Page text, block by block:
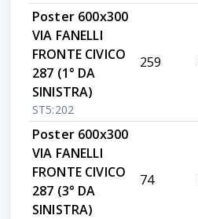
Poster 600x300
VIA FANELLI
FRONTE CIVICO
287 (1° DA
SINISTRA)
ST5:202
259
Poster 600x300
VIA FANELLI
FRONTE CIVICO
287 (3° DA
SINISTRA)
74